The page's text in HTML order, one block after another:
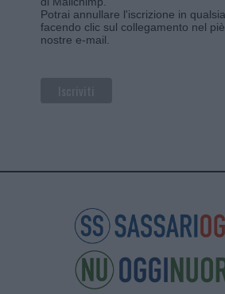
Potrai annullare l'iscrizione in
facendo clic sul collegamento nel
nostre e-mail.